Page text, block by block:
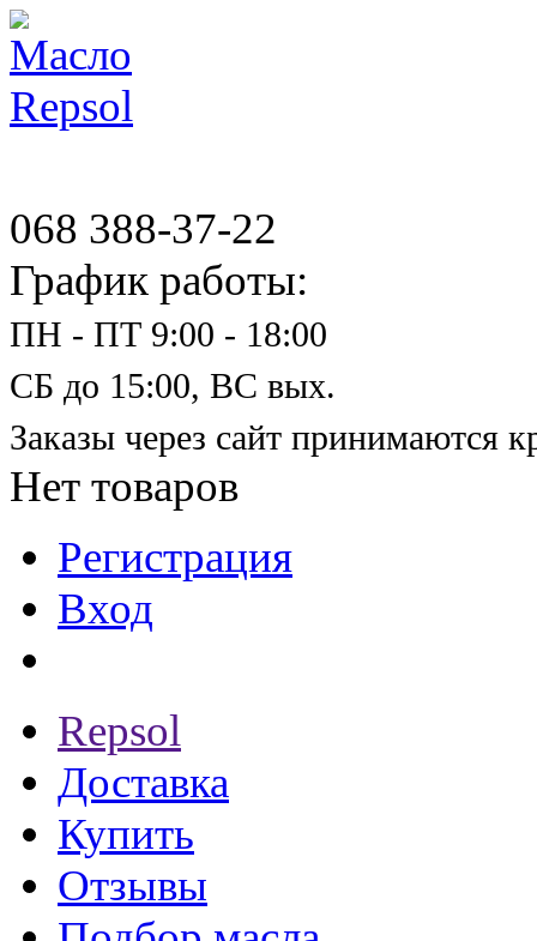
068 388-37-22
График работы:
ПН - ПТ 9:00 - 18:00
СБ до 15:00, ВС вых.
Заказы через сайт принимаются
Нет товаров
Регистрация
Вход
Repsol
Доставка
Купить
Отзывы